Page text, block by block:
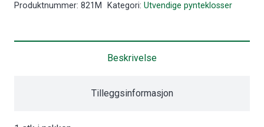
Produktnummer: 821M Kategori: Utvendige pynteklosser
Beskrivelse
Tilleggsinformasjon